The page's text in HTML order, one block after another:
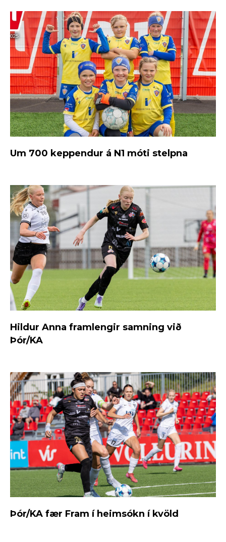
Um 700 keppendur á N1 móti stelpna
Hildur Anna framlengir samning við
Þór/KA
Þór/KA fær Fram í heimsókn í kvöld